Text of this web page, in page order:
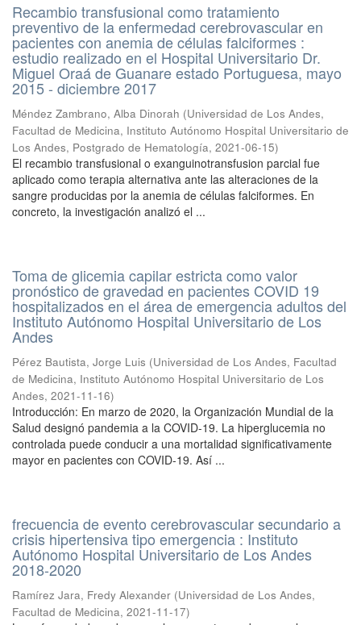
Recambio transfusional como tratamiento
preventivo de la enfermedad cerebrovascular en
pacientes con anemia de células falciformes :
estudio realizado en el Hospital Universitario Dr.
Miguel Oraá de Guanare estado Portuguesa, mayo
2015 - diciembre 2017
Méndez Zambrano, Alba Dinorah (Universidad de Los Andes,
Facultad de Medicina, Instituto Autónomo Hospital Universitario de
Los Andes, Postgrado de Hematología, 2021-06-15)
El recambio transfusional o exanguinotransfusion parcial fue
aplicado como terapia alternativa ante las alteraciones de la
sangre producidas por la anemia de células falciformes. En
concreto, la investigación analizó el ...
Toma de glicemia capilar estricta como valor
pronóstico de gravedad en pacientes COVID 19
hospitalizados en el área de emergencia adultos del
Instituto Autónomo Hospital Universitario de Los
Andes
Pérez Bautista, Jorge Luis (Universidad de Los Andes, Facultad
de Medicina, Instituto Autónomo Hospital Universitario de Los
Andes, 2021-11-16)
Introducción: En marzo de 2020, la Organización Mundial de la
Salud designó pandemia a la COVID-19. La hiperglucemia no
controlada puede conducir a una mortalidad significativamente
mayor en pacientes con COVID-19. Así ...
frecuencia de evento cerebrovascular secundario a
crisis hipertensiva tipo emergencia : Instituto
Autónomo Hospital Universitario de Los Andes
2018-2020
Ramírez Jara, Fredy Alexander (Universidad de Los Andes,
Facultad de Medicina, 2021-11-17)